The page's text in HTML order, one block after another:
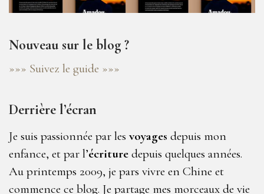
Nouveau sur le blog ?
»»» Suivez le guide »»»
Derrière l’écran
Je suis passionnée par les voyages depuis mon
enfance, et par l’écriture depuis quelques années.
Au printemps 2009, je pars vivre en Chine et
commence ce blog. Je partage mes morceaux de vie